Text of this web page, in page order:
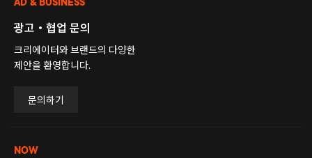
광고・협업 문의
크리에이터와 브랜드의 다양한
제안을 환영합니다.
문의하기
NOW